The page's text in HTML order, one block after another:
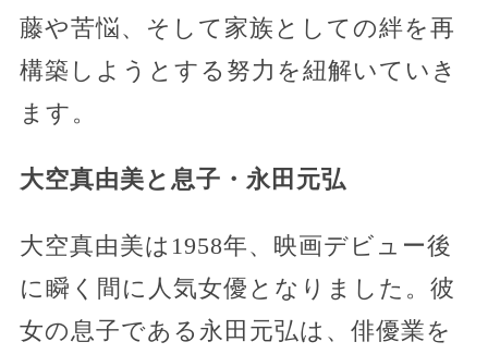
藤や苦悩、そして家族としての絆を再
構築しようとする努力を紐解いていき
ます。
大空真由美と息子・永田元弘
大空真由美は1958年、映画デビュー後
に瞬く間に人気女優となりました。彼
女の息子である永田元弘は、俳優業を